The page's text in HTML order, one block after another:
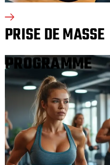
PRISE DE MASSE
PROGRAMME